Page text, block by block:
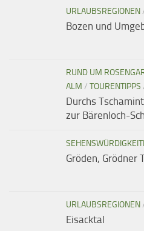
URLAUBSREGIONEN
Bozen und
RUND UM
ALM / TOURENTIPPS
Durchs
zur Bärenloch-
Gröden, Grödner
URLAUBSREGIONEN
Eisacktal